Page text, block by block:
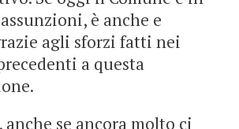
è anche e
agli sforzi fatti nei
a questa
se ancora molto ci